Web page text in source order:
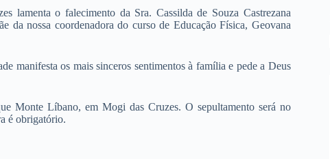
lamenta o falecimento da Sra. Cassilda de Souza Castrezana
da nossa coordenadora do curso de Educação Física, Geovana
manifesta os mais sinceros sentimentos à família e pede a Deus
Monte Líbano, em Mogi das Cruzes. O sepultamento será no
é obrigatório.